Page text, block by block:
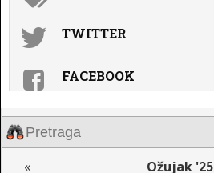
TWITTER
FACEBOOK
« Ožujak '25